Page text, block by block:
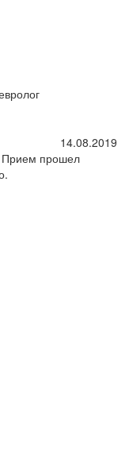
14.08.2019
Прием прошел